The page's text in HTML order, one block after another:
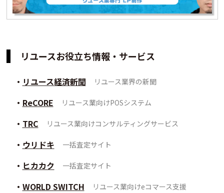
リユースお役立ち情報・サービス
リユース経済新聞 リユース業界の新聞
ReCORE リユース業向けPOSシステム
TRC リユース業向けコンサルティングサービス
ウリドキ 一括査定サイト
ヒカカク 一括査定サイト
WORLD SWITCH リユース業向けeコマース支援